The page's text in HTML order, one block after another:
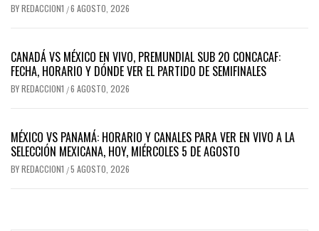
BYREDACCION1 /6 AGOSTO, 2026
CANADÁ VS MÉXICO EN VIVO, PREMUNDIAL SUB 20 CONCACAF:
FECHA, HORARIO Y DÓNDE VER EL PARTIDO DE SEMIFINALES
BYREDACCION1 /6 AGOSTO, 2026
MÉXICO VS PANAMÁ: HORARIO Y CANALES PARA VER EN VIVO A LA
SELECCIÓN MEXICANA, HOY, MIÉRCOLES 5 DE AGOSTO
BYREDACCION1 /5 AGOSTO, 2026